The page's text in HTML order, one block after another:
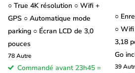
○ True 4K résolution ○ Wifi +
GPS ○ Automatique mode
parking ○ Écran LCD de 3,0
pouces
78Autre
Commandé avant 23h45 =
○
○ Wifi
3,18
Go
39